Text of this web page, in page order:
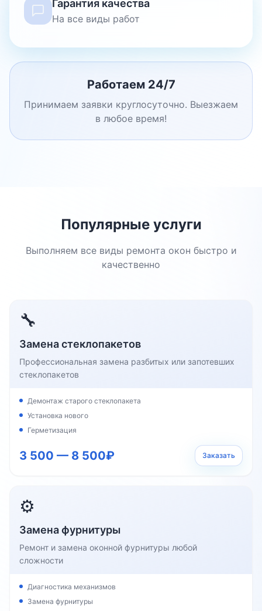
Гарантия качества
На все виды работ
Работаем 24/7
Принимаем заявки круглосуточно. Выезжаем
в любое время!
Популярные услуги
Выполняем все виды ремонта окон быстро и
качественно
🔧
Замена стеклопакетов
Профессиональная замена разбитых или запотевших
стеклопакетов
Демонтаж старого стеклопакета
Установка нового
Герметизация
3 500 — 8 500₽ Заказать
⚙️
Замена фурнитуры
Ремонт и замена оконной фурнитуры любой
сложности
Диагностика механизмов
Замена фурнитуры